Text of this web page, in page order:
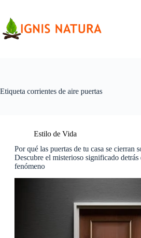
contenido
Etiqueta corrientes de aire puertas
Estilo de Vida
Por qué las puertas de tu casa se cierran
Descubre el misterioso significado detrás
fenómeno